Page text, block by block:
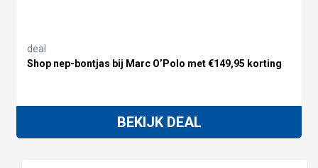
deal
Shop nep-bontjas bij Marc O’Polo met €149,95 korting
BEKIJK DEAL